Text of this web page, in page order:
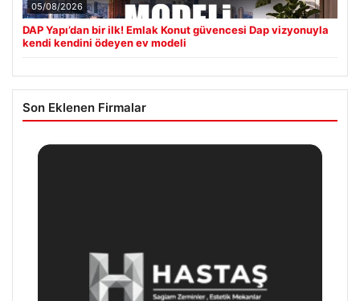
05/08/2026
DAP Yapı’dan bir ilk! Emlak Konut güvencesi Dap vizyonuyla
kendi kendini ödeyen ev modeli
Son Eklenen Firmalar